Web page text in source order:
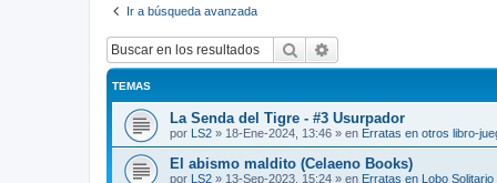
Ir a búsqueda avanzada
Buscar
TEMAS
La Senda del Tigre - #3 Usurpador
por LS2 » 18-Ene-2024, 13:46 » en Erratas en otros libro-
El abismo maldito (Celaeno Books)
por LS2 » 13-Sep-2023, 15:24 » en Erratas en Lobo Solitario